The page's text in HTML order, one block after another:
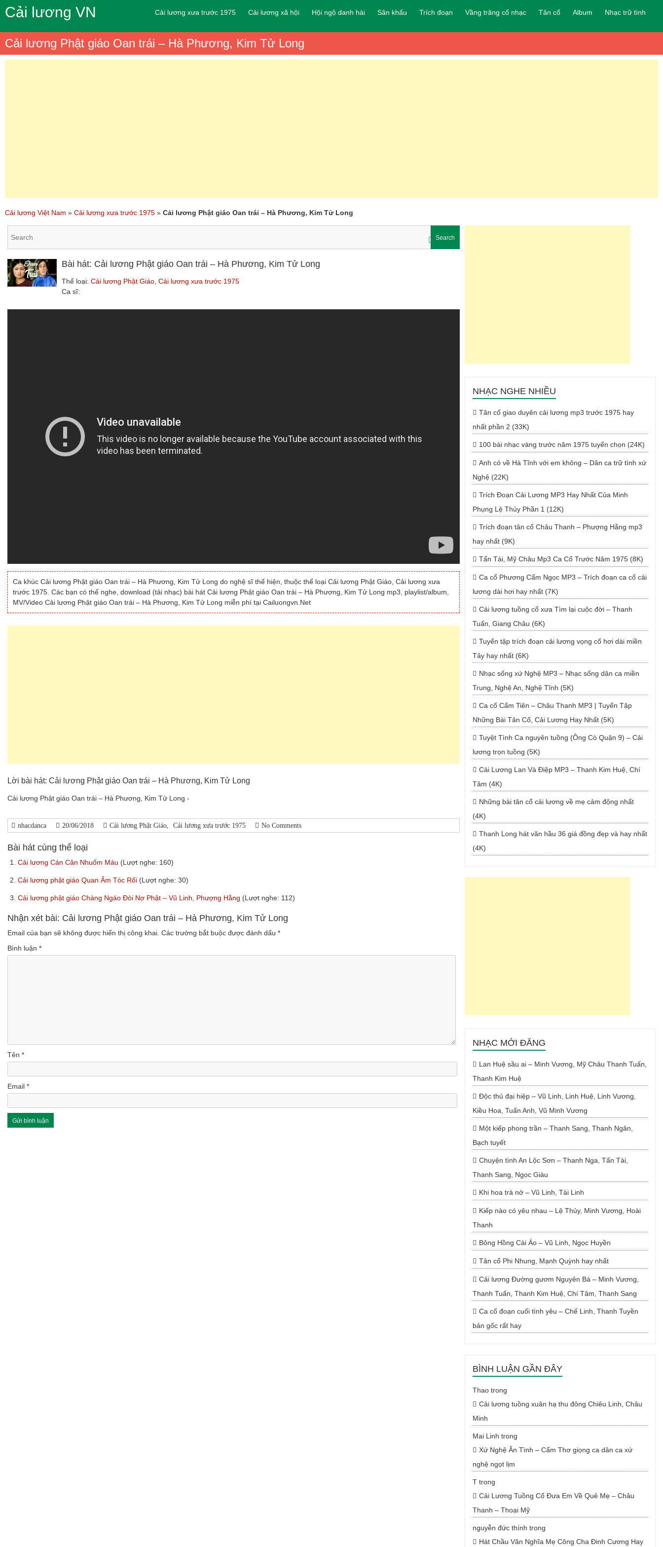
Cải lương VN Cải lương xưa trước 1975 Cải lương xã hội Hội ngộ danh hài Sân khấu Trích đoạn Vầng trăng cổ nhạc Tân cổ Album Nhạc trữ tình
Cải lương Phật giáo Oan trái – Hà Phương, Kim Tử Long
Cải lương Việt Nam » Cải lương xưa trước 1975 » Cải lương Phật giáo Oan trái – Hà Phương, Kim Tử Long
Search
Bài hát: Cải lương Phật giáo Oan trái – Hà Phương, Kim Tử Long
Thể loại:Cải lương Phật Giáo ,Cải lương xưa trước 1975
Ca sĩ:
Ca khúc Cải lương Phật giáo Oan trái – Hà Phương, Kim Tử Long do nghệ sĩ thể hiện, thuộc thể loại Cải lương Phật Giáo, Cải lương xưa
trước 1975. Các bạn có thể nghe, download (tải nhạc) bài hát Cải lương Phật giáo Oan trái – Hà Phương, Kim Tử Long mp3, playlist/album,
MV/Video Cải lương Phật giáo Oan trái – Hà Phương, Kim Tử Long miễn phí tại Cailuongvn.Net
Lời bài hát: Cải lương Phật giáo Oan trái – Hà Phương, Kim Tử Long
Cải lương Phật giáo Oan trái – Hà Phương, Kim Tử Long -
nhacdanca 20/06/2018 Cải lương Phật Giáo Cải lương xưa trước 1975 No Comments
Bài hát cùng thể loại
1. Cải lương Cán Cân Nhuốm Máu (Lượt nghe: 160)
2. Cải lương phật giáo Quan Âm Tóc Rối (Lượt nghe: 30)
3. Cải lương phật giáo Chàng Ngáo Đòi Nợ Phật – Vũ Linh, Phượng Hằng (Lượt nghe: 112)
Nhận xét bài: Cải lương Phật giáo Oan trái – Hà Phương, Kim Tử Long
Email của bạn sẽ không được hiển thị công khai. Các trường bắt buộc được đánh dấu *
Bình luận *
Tên *
Email *
NHẠC NGHE NHIỀU
Tân cổ giao duyên cải lương mp3 trước 1975 hay
nhất phần 2 (33K)
100 bài nhạc vàng trước năm 1975 tuyển chọn (24K)
Anh có về Hà Tĩnh với em không – Dân ca trữ tình xứ
Nghệ (22K)
Trích Đoạn Cải Lương MP3 Hay Nhất Của Minh
Phụng Lệ Thủy Phần 1 (12K)
Trích đoạn tân cổ Châu Thanh – Phượng Hằng mp3
hay nhất (9K)
Tấn Tài, Mỹ Châu Mp3 Ca Cổ Trước Năm 1975 (8K)
Ca cổ Phương Cẩm Ngọc MP3 – Trích đoạn ca cổ cải
lương dài hơi hay nhất (7K)
Cải lương tuồng cổ xưa Tìm lại cuộc đời – Thanh
Tuấn, Giang Châu (6K)
Tuyển tập trích đoạn cải lương vọng cổ hơi dài miền
Tây hay nhất (6K)
Nhạc sống xứ Nghệ MP3 – Nhạc sống dân ca miền
Trung, Nghệ An, Nghệ Tĩnh (5K)
Ca cổ Cẩm Tiên – Châu Thanh MP3 | Tuyển Tập
Những Bài Tân Cổ, Cải Lương Hay Nhất (5K)
Tuyệt Tình Ca nguyên tuồng (Ông Cò Quận 9) – Cải
lương trọn tuồng (5K)
Cải Lương Lan Và Điệp MP3 – Thanh Kim Huệ, Chí
Tâm (4K)
Những bài tân cổ cải lương về mẹ cảm động nhất
(4K)
Thanh Long hát văn hầu 36 giá đồng đẹp và hay nhất
(4K)
NHẠC MỚI ĐĂNG
Lan Huệ sầu ai – Minh Vương, Mỹ Châu Thanh Tuấn,
Thanh Kim Huệ
Độc thủ đại hiệp – Vũ Linh, Linh Huệ, Linh Vương,
Kiều Hoa, Tuấn Anh, Vũ Minh Vương
Một kiếp phong trần – Thanh Sang, Thanh Ngân,
Bạch tuyết
Chuyện tình An Lộc Sơn – Thanh Nga, Tấn Tài,
Thanh Sang, Ngọc Giàu
Khi hoa trà nở – Vũ Linh, Tài Linh
Kiếp nào có yêu nhau – Lệ Thủy, Minh Vương, Hoài
Thanh
Bông Hồng Cài Áo – Vũ Linh, Ngọc Huyền
Tân cổ Phi Nhung, Mạnh Quỳnh hay nhất
Cải lương Đường gươm Nguyên Bá – Minh Vương,
Thanh Tuấn, Thanh Kim Huệ, Chí Tâm, Thanh Sang
Ca cổ đoạn cuối tình yêu – Chế Linh, Thanh Tuyền
bản gốc rất hay
BÌNH LUẬN GẦN ĐÂY
Thaotrong
Cải lương tuồng xuân hạ thu đông Chiêu Linh, Châu
Minh
Mai Linh trong
Xứ Nghệ Ân Tình – Cẩm Thơ giọng ca dân ca xứ
nghệ ngọt lịm
Ttrong
Cải Lương Tuồng Cổ Đưa Em Về Quê Mẹ – Châu
Thanh – Thoại Mỹ
nguyễn đức thính trong
Hát Chầu Văn Nghĩa Mẹ Công Cha Đinh Cương Hay